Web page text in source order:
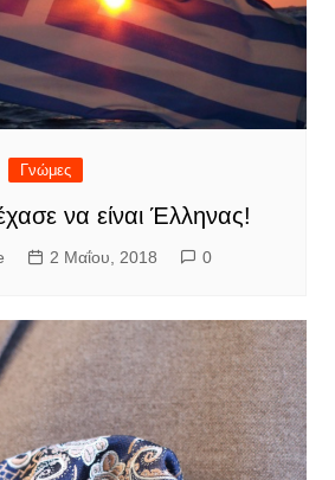
Γνώμες
να είναι Έλληνας!
2 Μαΐου, 2018 0